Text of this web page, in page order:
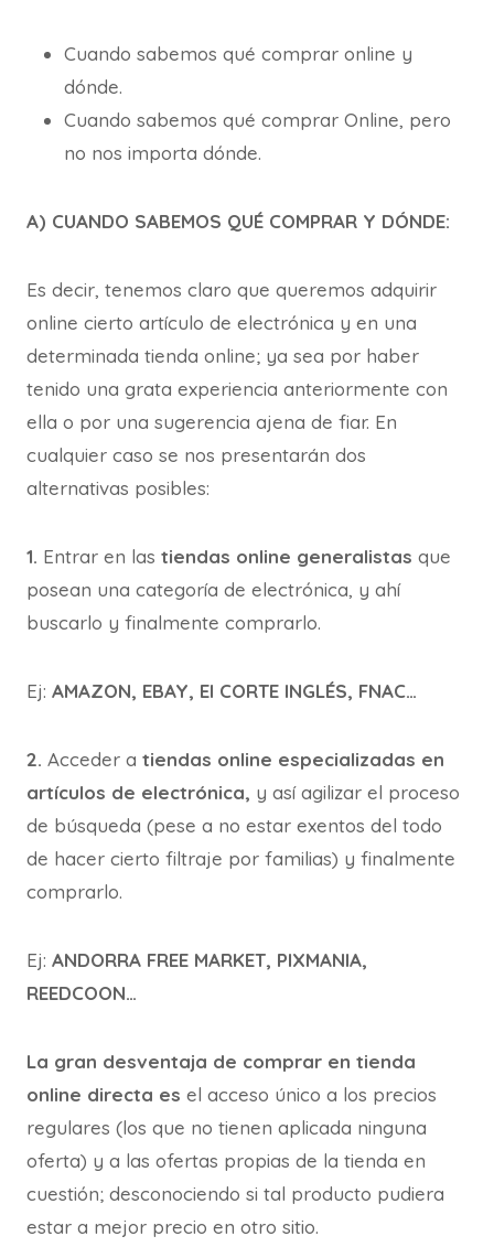
Cuando sabemos qué comprar online y
dónde.
Cuando sabemos qué comprar Online, pero
no nos importa dónde.
A) CUANDO SABEMOS QUÉ COMPRAR Y DÓNDE:
Es decir, tenemos claro que queremos adquirir
online cierto artículo de electrónica y en una
determinada tienda online; ya sea por haber
tenido una grata experiencia anteriormente con
ella o por una sugerencia ajena de fiar. En
cualquier caso se nos presentarán dos
alternativas posibles:
1. Entrar en las tiendas online generalistas que
posean una categoría de electrónica, y ahí
buscarlo y finalmente comprarlo.
Ej: AMAZON, EBAY, El CORTE INGLÉS, FNAC…
2. Acceder a tiendas online especializadas en
artículos de electrónica, y así agilizar el proceso
de búsqueda (pese a no estar exentos del todo
de hacer cierto filtraje por familias) y finalmente
comprarlo.
Ej: ANDORRA FREE MARKET, PIXMANIA,
REEDCOON…
La gran desventaja de comprar en tienda
online directa es el acceso único a los precios
regulares (los que no tienen aplicada ninguna
oferta) y a las ofertas propias de la tienda en
cuestión; desconociendo si tal producto pudiera
estar a mejor precio en otro sitio.